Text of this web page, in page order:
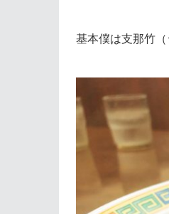
基本僕は支那竹